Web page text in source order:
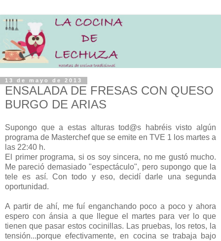
13 de mayo de 2013
ENSALADA DE FRESAS CON QUESO
BURGO DE ARIAS
Supongo que a estas alturas tod@s habréis visto algún
programa de Masterchef que se emite en TVE 1 los martes a
las 22:40 h.
El primer programa, si os soy sincera, no me gustó mucho.
Me pareció demasiado "espectáculo", pero supongo que la
tele es así. Con todo y eso, decidí darle una segunda
oportunidad.
A partir de ahí, me fuí enganchando poco a poco y ahora
espero con ánsia a que llegue el martes para ver lo que
tienen que pasar estos cocinillas. Las pruebas, los retos, la
tensión...porque efectivamente, en cocina se trabaja bajo